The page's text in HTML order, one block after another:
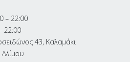
– 22:00
22:00
43, Καλαμάκι